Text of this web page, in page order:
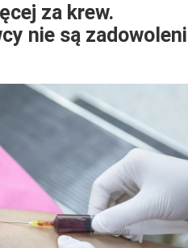
za krew.
nie są zadowoleni